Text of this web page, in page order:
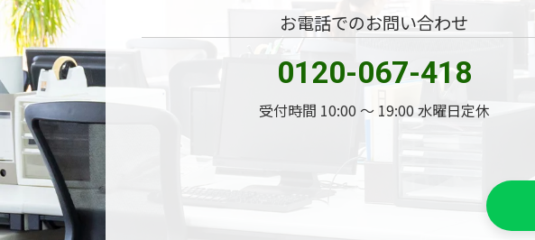
お電話でのお問い合わせ
0120-067-418
受付時間 10:00 〜 19:00 水曜日定休